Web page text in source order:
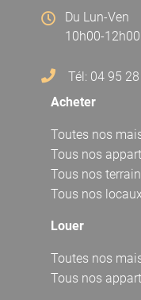
Du Lun-Ven
10h00-
Tél: 04 95
Acheter
Toutes nos
Tous nos
Tous nos
Tous nos
Louer
Toutes nos
Tous nos